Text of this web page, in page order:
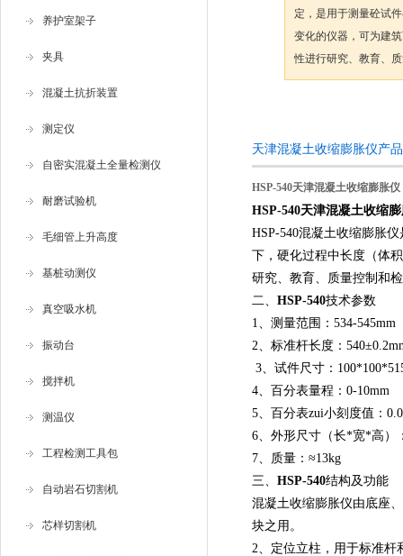
养护室架子
夹具
混凝土抗折装置
测定仪
自密实混凝土全量检测仪
耐磨试验机
毛细管上升高度
基桩动测仪
真空吸水机
振动台
搅拌机
测温仪
工程检测工具包
自动岩石切割机
芯样切割机
定，是用于测量砼试
变化的仪器，可为建
性进行研究、教育、
天津混凝土收缩膨胀仪产
HSP-540天津混凝土收缩膨胀仪
HSP-540天津混凝土收缩
HSP-540混凝土收缩膨胀
下，硬化过程中长度（体
研究、教育、质量控制和
二、 HSP-540技术参数
1、测量范围：534-545mm
2、标准杆长度：
3、试件尺寸：
4、百分表量程：0-10mm
5、百分表zui小刻度值：
6、外形尺寸（长*宽*高）
7、质量：≈13kg
三、 HSP-540结构及功能
混凝土收缩膨胀仪由底座
块之用。
2、定位立柱，用于标准杆